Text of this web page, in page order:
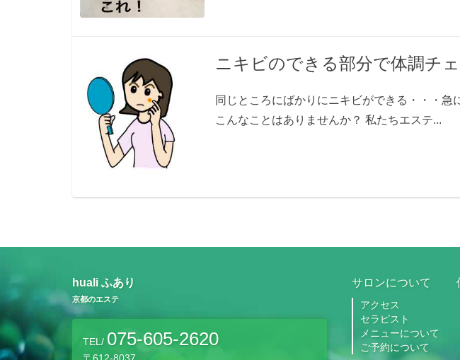
ニキビのできる部分で体調チ
同じところにばかりにニキビができる・・・急
こんなことはありませんか？ 私たちエステ...
huali ふあり
京都のエステ
TEL/ 075-605-2620
サロンについて
アクセス
セラピスト
メニューについて
ご予約について